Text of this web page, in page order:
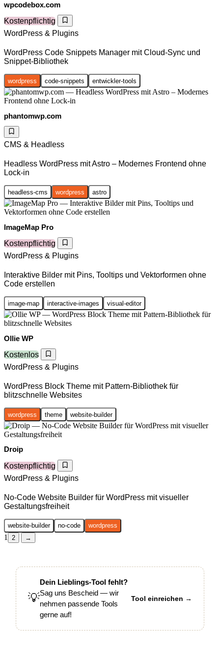
wpcodebox.com
Kostenpflichtig
WordPress & Plugins
WordPress Code Snippets Manager mit Cloud-Sync und
Snippet-Bibliothek
wordpress code-snippets entwickler-tools
phantomwp.com
CMS & Headless
Headless WordPress mit Astro – Modernes Frontend ohne
Lock-in
headless-cms wordpress astro
ImageMap Pro
Kostenpflichtig
WordPress & Plugins
Interaktive Bilder mit Pins, Tooltips und Vektorformen ohne
Code erstellen
image-map interactive-images visual-editor
Ollie WP
Kostenlos
WordPress & Plugins
WordPress Block Theme mit Pattern-Bibliothek für
blitzschnelle Websites
wordpress theme website-builder
Droip
Kostenpflichtig
WordPress & Plugins
No-Code Website Builder für WordPress mit visueller
Gestaltungsfreiheit
website-builder no-code wordpress
1 2 →
💡
Dein Lieblings-Tool fehlt?
Sag uns Bescheid — wir
nehmen passende Tools
gerne auf!
Tool einreichen →